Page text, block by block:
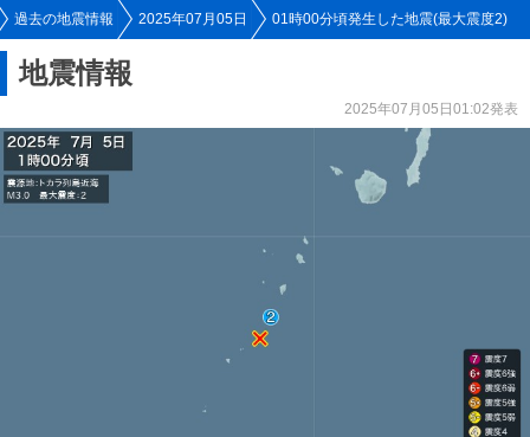
過去の地震情報 2025年07月05日 01時00分頃発生した地震(最大震度2)
地震情報
2025年07月05日01:02発表